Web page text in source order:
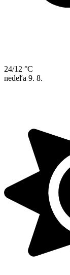
24/12 °C
nedeľa 9. 8.